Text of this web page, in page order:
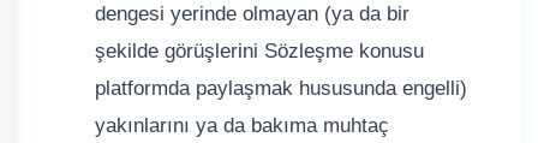
dengesi yerinde olmayan (ya da bir
şekilde görüşlerini Sözleşme konusu
platformda paylaşmak hususunda engelli)
yakınlarını ya da bakıma muhtaç